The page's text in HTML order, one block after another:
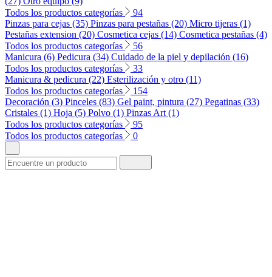
Todos los productos categorías
94
Pinzas para cejas (35) Pinzas para pestañas (20) Micro tijeras (1)
Pestañas extension (20) Cosmetica cejas (14) Cosmetica pestañas (4)
Todos los productos categorías
56
Manicura (6) Pedicura (34) Cuidado de la piel y depilación (16)
Todos los productos categorías
33
Manicura & pedicura (22) Esterilización y otro (11)
Todos los productos categorías
154
Decoración (3) Pinceles (83) Gel paint, pintura (27) Pegatinas (33)
Cristales (1) Hoja (5) Polvo (1) Pinzas Art (1)
Todos los productos categorías
95
Todos los productos categorías
0